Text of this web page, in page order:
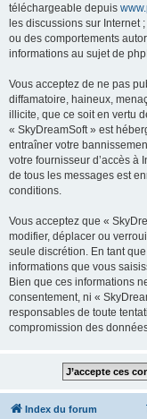
téléchargeable depuis
les discussions sur Internet
ou des comportements
informations au sujet de
Vous acceptez de ne pas
diffamatoire, haineux,
illicite, que ce soit en vertu
« SkyDreamSoft » est
entraîner votre
votre fournisseur d’accès à
de tous les messages est
conditions.
Vous acceptez que «
modifier, déplacer ou
seule discrétion. En tant
informations que vous
Bien que ces informations
consentement, ni «
responsables de toute
compromission des
Index du forum